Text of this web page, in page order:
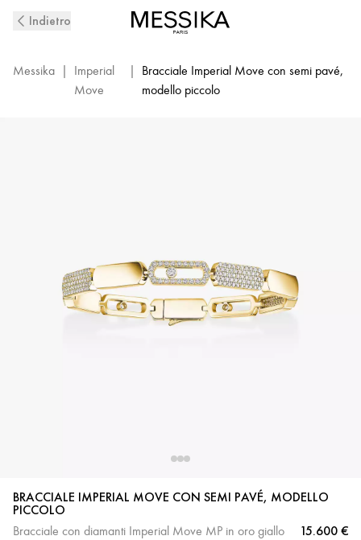
Indietro
Messika |
Imperial
Move
|
Bracciale Imperial Move con semi pavé,
modello piccolo
BRACCIALE IMPERIAL MOVE CON SEMI PAVÉ, MODELLO
PICCOLO
Bracciale con diamanti Imperial Move MP in oro giallo 15.600 €
Oro
rosa
Oro
bianco
Oro